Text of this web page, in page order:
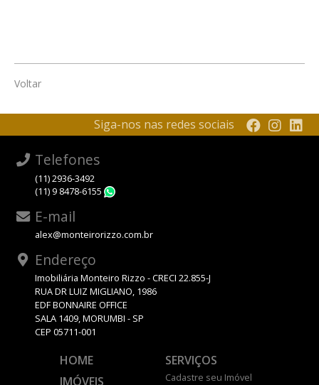
Voltar
Siga-nos nas redes sociais
Telefones
(11) 2936-3492
(11) 9 8478-6155
E-mail
alex@monteirorizzo.com.br
Endereço
Imobiliária Monteiro Rizzo - CRECI 22.855-J
RUA DR LUIZ MIGLIANO, 1986
EDF BONNAIRE OFFICE
SALA 1409, MORUMBI - SP
CEP 05711-001
HOME
IMÓVEIS
SERVIÇOS
Cadastre seu Imóvel